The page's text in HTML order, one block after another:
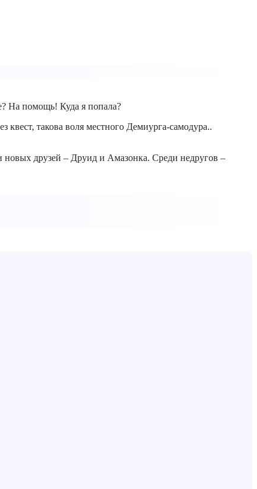
На помощь! Куда я попала?
такова воля местного Демиурга-самодура..
друзей – Друид и Амазонка. Среди недругов –